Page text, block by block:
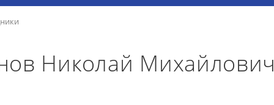
Николай Михайлович